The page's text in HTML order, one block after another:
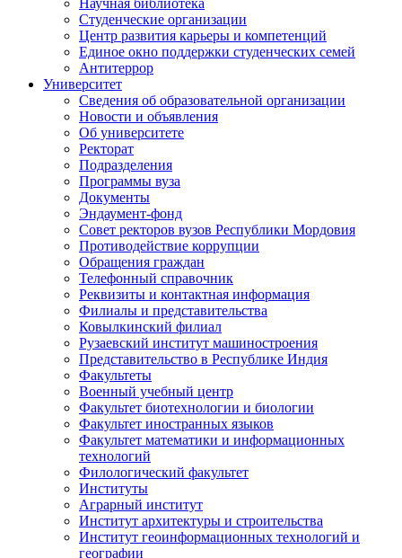
Студенческие организации
Центр развития карьеры и компетенций
Единое окно поддержки студенческих семей
Антитеррор
Университет
Сведения об образовательной организации
Новости и объявления
Об университете
Ректорат
Подразделения
Программы вуза
Документы
Эндаумент-фонд
Совет ректоров вузов Республики Мордовия
Противодействие коррупции
Обращения граждан
Телефонный справочник
Реквизиты и контактная информация
Филиалы и представительства
Ковылкинский филиал
Рузаевский институт машиностроения
Представительство в Республике Индия
Факультеты
Военный учебный центр
Факультет биотехнологии и биологии
Факультет иностранных языков
Факультет математики и информационных
технологий
Филологический факультет
Институты
Аграрный институт
Институт архитектуры и строительства
Институт геоинформационных технологий и
географии